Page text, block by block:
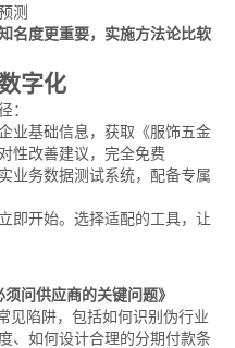
测
名度更重要，实施方法论比软
字化
：
业基础信息，获取《服饰五金
性改善建议，完全免费
业务数据测试系统，配备专属
即开始。选择适配的工具，让
问供应商的关键问题》
见陷阱，包括如何识别伪行业
、如何设计合理的分期付款条